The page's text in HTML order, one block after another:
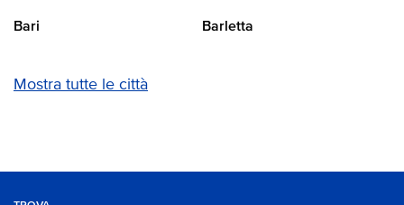
Bari Barletta
Mostra tutte le città